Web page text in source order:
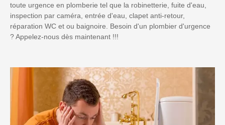
toute urgence en plomberie tel que la robinetterie, fuite d'eau,
inspection par caméra, entrée d'eau, clapet anti-retour,
réparation WC et ou baignoire. Besoin d'un plombier d'urgence
? Appelez-nous dès maintenant !!!